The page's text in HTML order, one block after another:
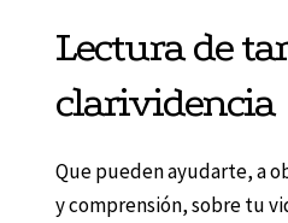
Lectura de
clarividencia
Que pueden ayudarte, a
y comprensión, sobre tu